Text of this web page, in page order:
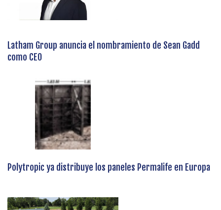
Latham Group anuncia el nombramiento de Sean Gadd
como CEO
Polytropic ya distribuye los paneles Permalife en Europa